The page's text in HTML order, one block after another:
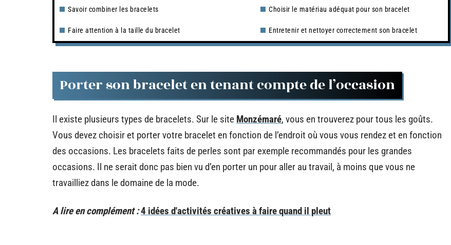
Savoir combiner les bracelets
Faire attention à la taille du bracelet
Choisir le matériau adéquat pour son bracelet
Entretenir et nettoyer correctement son bracelet
Porter son bracelet en tenant compte de l’occasion
Il existe plusieurs types de bracelets. Sur le site Monzémaré, vous en trouverez pour tous les goûts.
Vous devez choisir et porter votre bracelet en fonction de l’endroit où vous vous rendez et en fonction
des occasions. Les bracelets faits de perles sont par exemple recommandés pour les grandes
occasions. Il ne serait donc pas bien vu d’en porter un pour aller au travail, à moins que vous ne
travailliez dans le domaine de la mode.
A lire en complément :4 idées d'activités créatives à faire quand il pleut